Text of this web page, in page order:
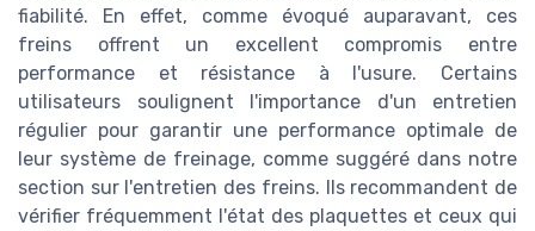
fiabilité. En effet, comme évoqué auparavant, ces
freins offrent un excellent compromis entre
performance et résistance à l'usure. Certains
utilisateurs soulignent l'importance d'un entretien
régulier pour garantir une performance optimale de
leur système de freinage, comme suggéré dans notre
section sur l'entretien des freins. Ils recommandent de
vérifier fréquemment l'état des plaquettes et ceux qui